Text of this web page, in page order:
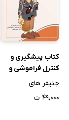
کتاب پیشگیری و
کنترل فراموشی و
اختلالات حافظه
جنیفر های
۴۹,۰۰۰ ت